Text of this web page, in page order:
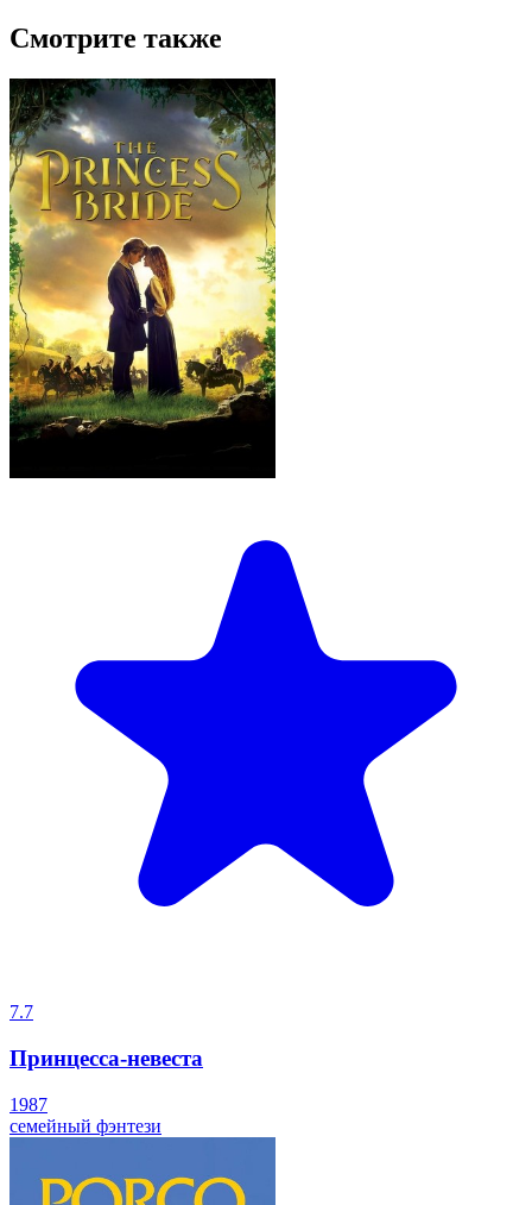
Смотрите также
7.7
Принцесса-невеста
1987
семейный фэнтези